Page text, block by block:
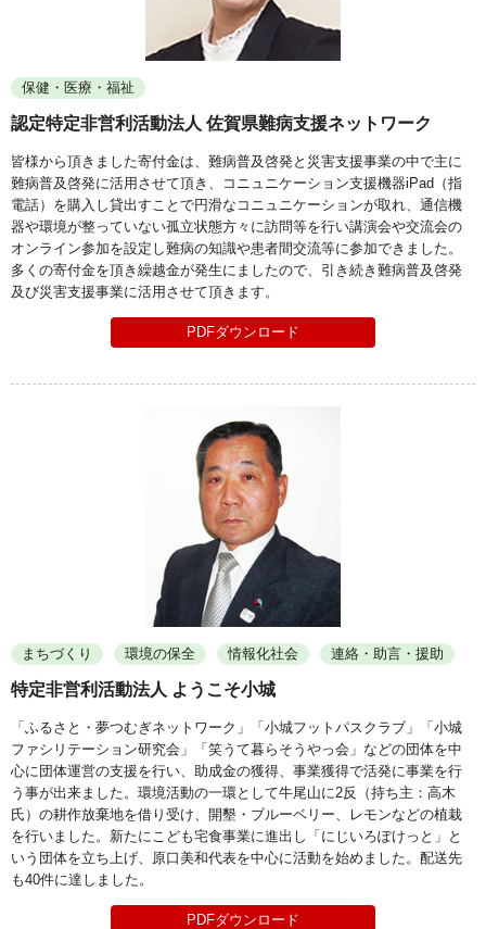
保健・医療・福祉
認定特定非営利活動法人 佐賀県難病支援ネットワーク
皆様から頂きました寄付金は、難病普及啓発と災害支援事業の中で主に
難病普及啓発に活用させて頂き、コニュニケーション支援機器iPad（指
電話）を購入し貸出すことで円滑なコニュニケーションが取れ、通信機
器や環境が整っていない孤立状態方々に訪問等を行い講演会や交流会の
オンライン参加を設定し難病の知識や患者間交流等に参加できました。
多くの寄付金を頂き繰越金が発生にましたので、引き続き難病普及啓発
及び災害支援事業に活用させて頂きます。
PDFダウンロード
まちづくり 環境の保全 情報化社会 連絡・助言・援助
特定非営利活動法人 ようこそ小城
「ふるさと・夢つむぎネットワーク」「小城フットパスクラブ」「小城
ファシリテーション研究会」「笑うて暮らそうやっ会」などの団体を中
心に団体運営の支援を行い、助成金の獲得、事業獲得で活発に事業を行
う事が出来ました。環境活動の一環として牛尾山に2反（持ち主：高木
氏）の耕作放棄地を借り受け、開墾・ブルーベリー、レモンなどの植栽
を行いました。新たにこども宅食事業に進出し「にじいろぽけっと」と
いう団体を立ち上げ、原口美和代表を中心に活動を始めました。配送先
も40件に達しました。
PDFダウンロード